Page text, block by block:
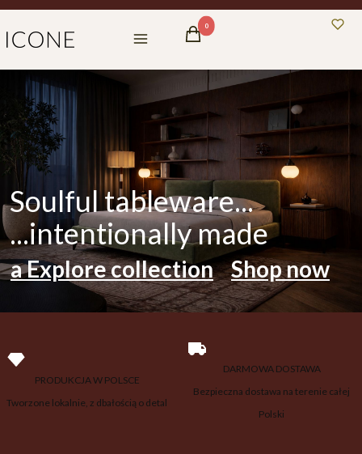
Menu
Products in the cart: 0. See details
Cart
Soulful tableware...
...intentionally made
a Explore collection Shop now
PRODUKCJA W POLSCE
Tworzone lokalnie, z dbałością o detal
DARMOWA DOSTAWA
Bezpieczna dostawa na terenie całej
Polski